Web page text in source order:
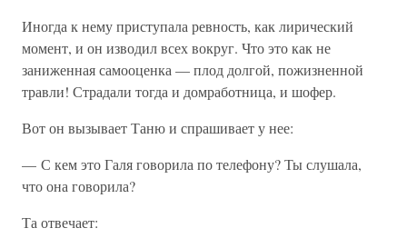
Иногда к нему приступала ревность, как лирический
момент, и он изводил всех вокруг. Что это как не
заниженная самооценка — плод долгой, пожизненной
травли! Страдали тогда и домработница, и шофер.
Вот он вызывает Таню и спрашивает у нее:
— С кем это Галя говорила по телефону? Ты слушала,
что она говорила?
Та отвечает: